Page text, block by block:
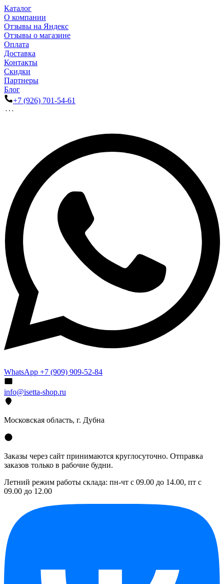
Каталог
О компании
Отзывы на Яндекс
Отзывы о магазине
Оплата
Доставка
Контакты
Скидки
Партнеры
Блог
+7 (926) 701-54-61
WhatsApp +7 (909) 909-52-84
info@isetta-shop.ru
Московская область, г. Дубна
Заказы через сайт принимаются круглосуточно. Отправка
заказов только в рабочие будни.
Летний режим работы склада: пн-чт с 09.00 до 14.00, пт с
09.00 до 12.00